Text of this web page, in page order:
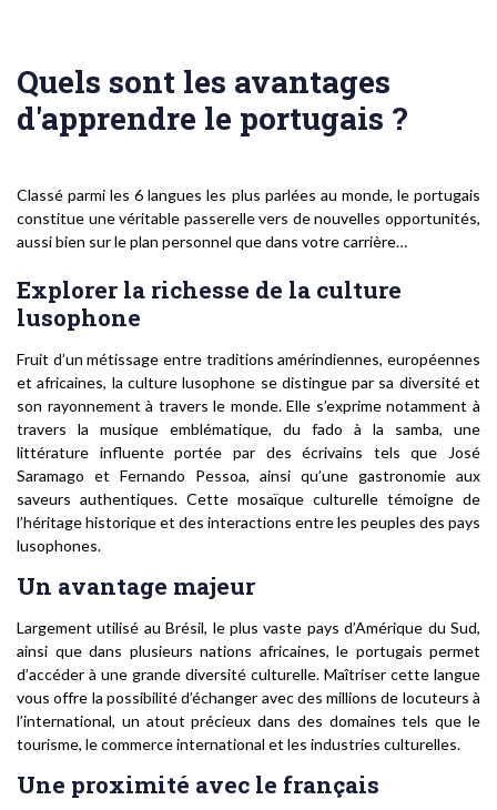
Quels sont les avantages
d'apprendre le portugais ?
Classé parmi les 6 langues les plus parlées au monde, le portugais
constitue une véritable passerelle vers de nouvelles opportunités,
aussi bien sur le plan personnel que dans votre carrière…
Explorer la richesse de la culture
lusophone
Fruit d’un métissage entre traditions amérindiennes, européennes
et africaines, la culture lusophone se distingue par sa diversité et
son rayonnement à travers le monde. Elle s’exprime notamment à
travers la musique emblématique, du fado à la samba, une
littérature influente portée par des écrivains tels que José
Saramago et Fernando Pessoa, ainsi qu’une gastronomie aux
saveurs authentiques. Cette mosaïque culturelle témoigne de
l’héritage historique et des interactions entre les peuples des pays
lusophones.
Un avantage majeur
Largement utilisé au Brésil, le plus vaste pays d’Amérique du Sud,
ainsi que dans plusieurs nations africaines, le portugais permet
d’accéder à une grande diversité culturelle. Maîtriser cette langue
vous offre la possibilité d’échanger avec des millions de locuteurs à
l’international, un atout précieux dans des domaines tels que le
tourisme, le commerce international et les industries culturelles.
Une proximité avec le français